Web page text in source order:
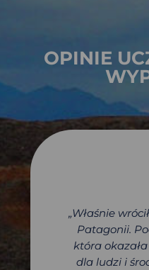
OPINIE
„Właśnie
Patagonii.
która
dla ludzi i